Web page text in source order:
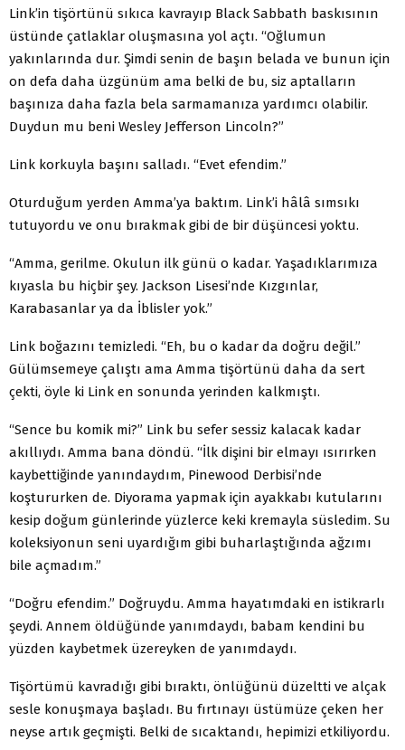
Link’in tişörtünü sıkıca kavrayıp Black Sabbath baskısının
üstünde çatlaklar oluşmasına yol açtı. “Oğlumun
yakınlarında dur. Şimdi senin de başın belada ve bunun için
on defa daha üzgünüm ama belki de bu, siz aptalların
başınıza daha fazla bela sarmamanıza yardımcı olabilir.
Duydun mu beni Wesley Jefferson Lincoln?”
Link korkuyla başını salladı. “Evet efendim.”
Oturduğum yerden Amma’ya baktım. Link’i hâlâ sımsıkı
tutuyordu ve onu bırakmak gibi de bir düşüncesi yoktu.
“Amma, gerilme. Okulun ilk günü o kadar. Yaşadıklarımıza
kıyasla bu hiçbir şey. Jackson Lisesi’nde Kızgınlar,
Karabasanlar ya da İblisler yok.”
Link boğazını temizledi. “Eh, bu o kadar da doğru değil.”
Gülümsemeye çalıştı ama Amma tişörtünü daha da sert
çekti, öyle ki Link en sonunda yerinden kalkmıştı.
“Sence bu komik mi?” Link bu sefer sessiz kalacak kadar
akıllıydı. Amma bana döndü. “İlk dişini bir elmayı ısırırken
kaybettiğinde yanındaydım, Pinewood Derbisi’nde
koştururken de. Diyorama yapmak için ayakkabı kutularını
kesip doğum günlerinde yüzlerce keki kremayla süsledim. Su
koleksiyonun seni uyardığım gibi buharlaştığında ağzımı
bile açmadım.”
“Doğru efendim.” Doğruydu. Amma hayatımdaki en istikrarlı
şeydi. Annem öldüğünde yanımdaydı, babam kendini bu
yüzden kaybetmek üzereyken de yanımdaydı.
Tişörtümü kavradığı gibi bıraktı, önlüğünü düzeltti ve alçak
sesle konuşmaya başladı. Bu fırtınayı üstümüze çeken her
neyse artık geçmişti. Belki de sıcaktandı, hepimizi etkiliyordu.